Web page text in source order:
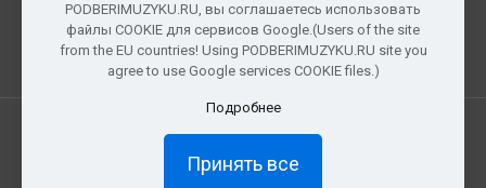
Полный доступ к материалам и
г. Москва, Московская область, Центральный
федеральный округ, РФ, Россия
Все права защищены. © 2026 PODBERIMUZYKU.RU
PODBERIMUZYKU.RU, вы соглашаетесь использовать
файлы COOKIE для сервисов Google.(Users of the site
from the EU countries! Using PODBERIMUZYKU.RU site you
agree to use Google services COOKIE files.)
Подробнее
Принять все